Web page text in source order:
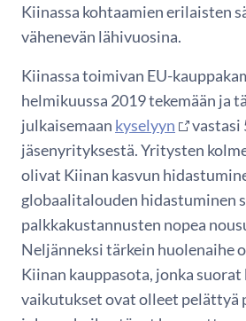
Kiinassa kohtaamien erilaisten
vähenevän lähivuosina.
Kiinassa toimivan EU-
helmikuussa 2019 tekemään ja
julkaisemaan kyselyyn
vastasi
jäsenyrityksestä. Yritysten
olivat Kiinan kasvun
globaalitalouden hidastuminen
palkkakustannusten nopea
Neljänneksi tärkein huolenaihe
Kiinan kauppasota, jonka
vaikutukset ovat olleet pelättyä